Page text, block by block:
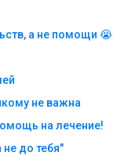
а не помощи 😭
не важна
на лечение!
до тебя"